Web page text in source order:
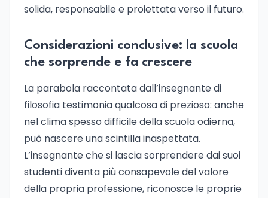
solida, responsabile e proiettata verso il futuro.
Considerazioni conclusive: la scuola
che sorprende e fa crescere
La parabola raccontata dall’insegnante di
filosofia testimonia qualcosa di prezioso: anche
nel clima spesso difficile della scuola odierna,
può nascere una scintilla inaspettata.
L’insegnante che si lascia sorprendere dai suoi
studenti diventa più consapevole del valore
della propria professione, riconosce le proprie